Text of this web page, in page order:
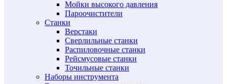
Мойки высокого давления
Пароочистители
Станки
Верстаки
Сверлильные станки
Распиловочные станки
Рейсмусовые станки
Точильные станки
Наборы инструмента